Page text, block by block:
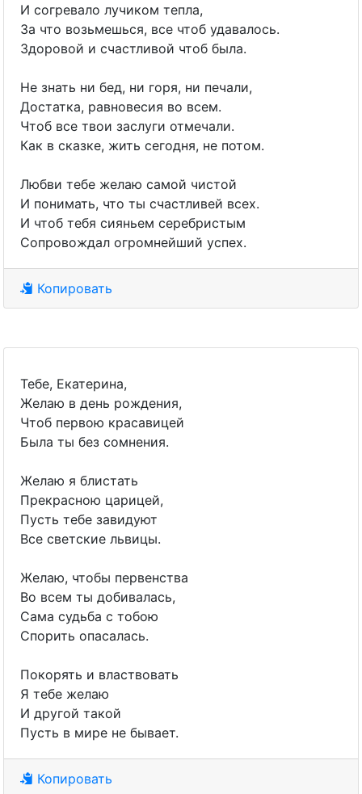
И согревало лучиком тепла,
За что возьмешься, все чтоб удавалось.
Здоровой и счастливой чтоб была.
Не знать ни бед, ни горя, ни печали,
Достатка, равновесия во всем.
Чтоб все твои заслуги отмечали.
Как в сказке, жить сегодня, не потом.
Любви тебе желаю самой чистой
И понимать, что ты счастливей всех.
И чтоб тебя сияньем серебристым
Сопровождал огромнейший успех.
Копировать
Тебе, Екатерина,
Желаю в день рождения,
Чтоб первою красавицей
Была ты без сомнения.
Желаю я блистать
Прекрасною царицей,
Пусть тебе завидуют
Все светские львицы.
Желаю, чтобы первенства
Во всем ты добивалась,
Сама судьба с тобою
Спорить опасалась.
Покорять и властвовать
Я тебе желаю
И другой такой
Пусть в мире не бывает.
Копировать